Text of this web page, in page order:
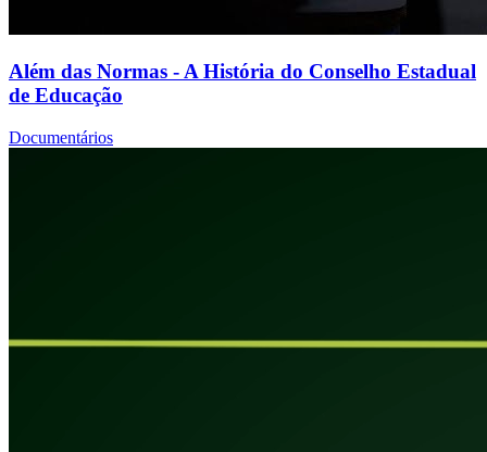
Além das Normas - A História do Conselho Estadual
de Educação
Documentários